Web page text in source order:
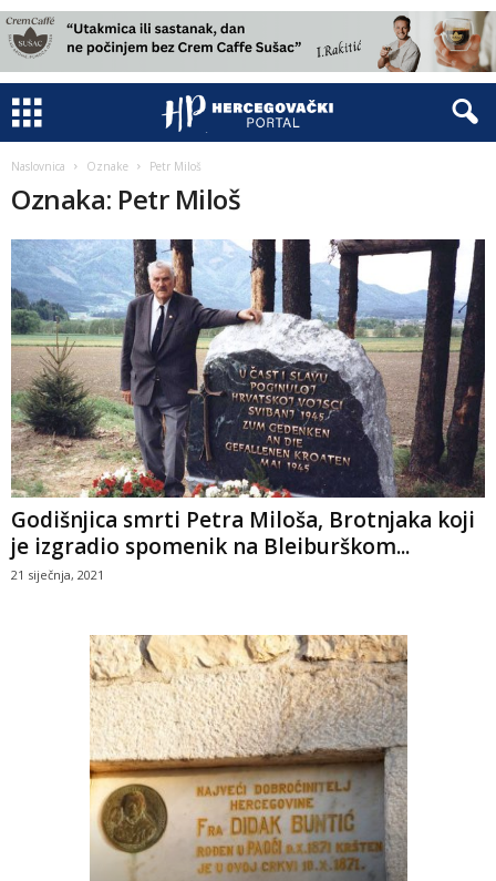
Naslovnica Oznake Petr Miloš
Oznaka: Petr Miloš
Godišnjica smrti Petra Miloša, Brotnjaka koji
je izgradio spomenik na Bleiburškom...
21 siječnja, 2021